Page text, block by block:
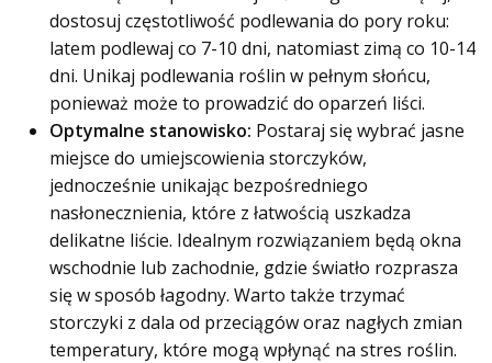
dostosuj częstotliwość podlewania do pory roku:
latem podlewaj co 7-10 dni, natomiast zimą co 10-14
dni. Unikaj podlewania roślin w pełnym słońcu,
ponieważ może to prowadzić do oparzeń liści.
Optymalne stanowisko: Postaraj się wybrać jasne
miejsce do umiejscowienia storczyków,
jednocześnie unikając bezpośredniego
nasłonecznienia, które z łatwością uszkadza
delikatne liście. Idealnym rozwiązaniem będą okna
wschodnie lub zachodnie, gdzie światło rozprasza
się w sposób łagodny. Warto także trzymać
storczyki z dala od przeciągów oraz nagłych zmian
temperatury, które mogą wpłynąć na stres roślin.